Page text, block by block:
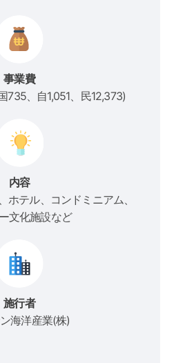
事業費
735、自1,051、民12,373)
内容
ホテル、コンドミニアム、
文化施設など
施行者
海洋産業(株)